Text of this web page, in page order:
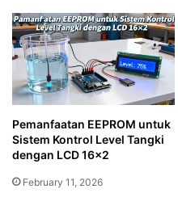
Pemanfaatan EEPROM untuk
Sistem Kontrol Level Tangki
dengan LCD 16×2
February 11, 2026